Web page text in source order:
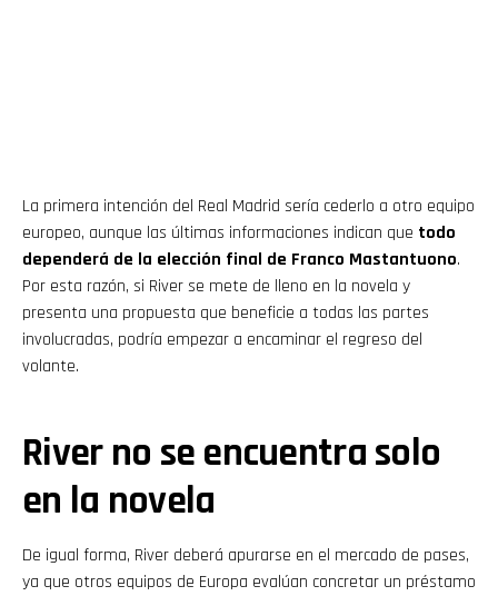
La primera intención del Real Madrid sería cederlo a otro equipo
europeo, aunque las últimas informaciones indican que todo
dependerá de la elección final de Franco Mastantuono.
Por esta razón, si River se mete de lleno en la novela y
presenta una propuesta que beneficie a todas las partes
involucradas, podría empezar a encaminar el regreso del
volante.
River no se encuentra solo
en la novela
De igual forma, River deberá apurarse en el mercado de pases,
ya que otros equipos de Europa evalúan concretar un préstamo